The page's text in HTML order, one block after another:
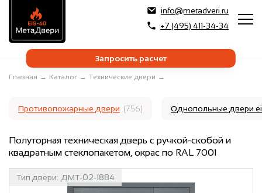
info@metadveri.ru
+7 (495) 411-34-34
Запросить расчет
Главная → Каталог → Технические двери →
Противопожарные двери (756) Однопольные двери
Полуторная техническая дверь с ручкой-скобой и
квадратным стеклопакетом, окрас по RAL 7001
Тип двери: ДМТ-02-1884